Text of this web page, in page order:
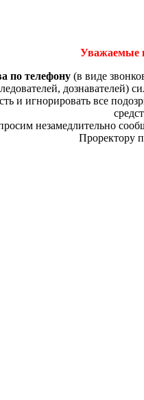
Уважаемые
по телефону(в виде
дознавателей)
и игнорировать все
незамедлительно
Проректору